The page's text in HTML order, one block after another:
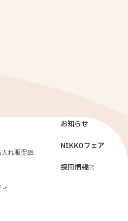
れ販促品
お知らせ
NIKKOフェア
採用情報